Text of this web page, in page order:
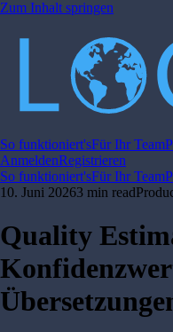
Zum Inhalt springen
So funktioniert'sFür Ihr Team
AnmeldenRegistrieren
So funktioniert'sFür Ihr Team
10. Juni 20263 min read
Quality